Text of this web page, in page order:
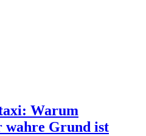
Warum
wahre Grund ist